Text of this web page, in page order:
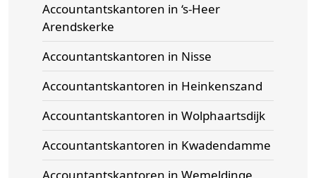
Accountantskantoren in ‘s-Heer
Arendskerke
Accountantskantoren in Nisse
Accountantskantoren in Heinkenszand
Accountantskantoren in Wolphaartsdijk
Accountantskantoren in Kwadendamme